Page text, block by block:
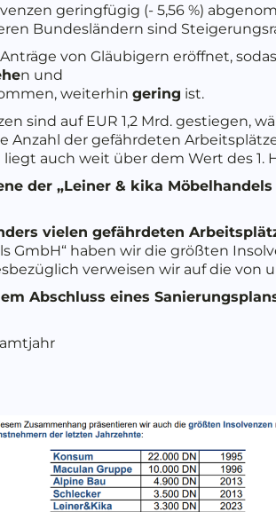
geringfügig (- 5,56 %)
Bundesländern sind
von Gläubigern eröffnet,
n und
weiterhin gering ist.
sind auf EUR 1,2 Mrd. gestiegen,
Anzahl der gefährdeten
auch weit über dem Wert des 1.
der „Leiner & kika Möbelhandels
vielen gefährdeten
GmbH“ haben wir die größten
verweisen wir auf die von
Abschluss eines